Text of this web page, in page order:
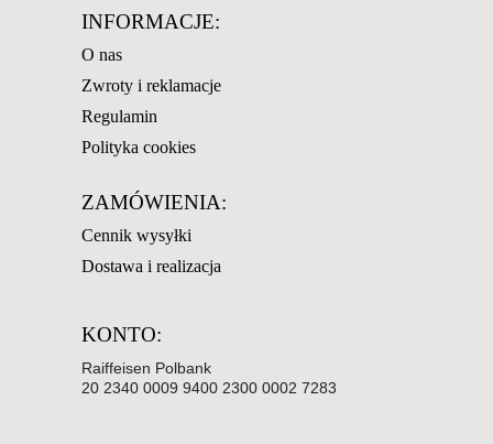
INFORMACJE:
O nas
Zwroty i reklamacje
Regulamin
Polityka cookies
ZAMÓWIENIA:
Cennik wysyłki
Dostawa i realizacja
KONTO:
Raiffeisen Polbank
20 2340 0009 9400 2300 0002 7283